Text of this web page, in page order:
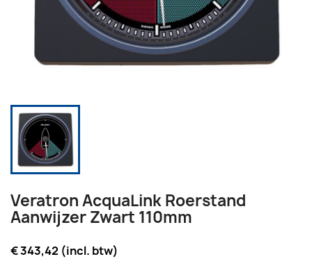
Veratron AcquaLink Roerstand
Aanwijzer Zwart 110mm
€ 343,42 (incl. btw)